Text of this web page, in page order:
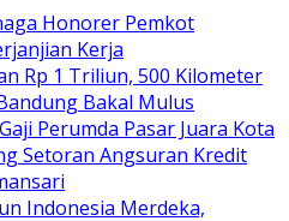
Honorer Pemkot
Kerja
Rp 1 Triliun, 500 Kilometer
Bakal Mulus
Perumda Pasar Juara Kota
Setoran Angsuran Kredit
Indonesia Merdeka,